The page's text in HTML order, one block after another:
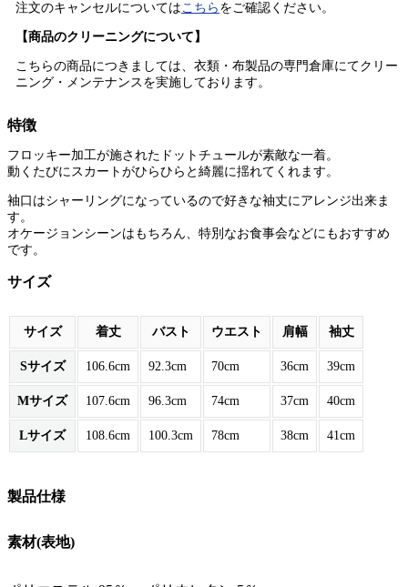
注文のキャンセルについてはこちら をご確認ください。
【商品のクリーニングについて】
こちらの商品につきましては、衣類・布製品の専門倉庫にてクリー
ニング・メンテナンスを実施しております。
特徴
フロッキー加工が施されたドットチュールが素敵な一着。
動くたびにスカートがひらひらと綺麗に揺れてくれます。
袖口はシャーリングになっているので好きな袖丈にアレンジ出来ま
す。
オケージョンシーンはもちろん、特別なお食事会などにもおすすめ
です。
サイズ
サイズ 着丈 バスト ウエスト 肩幅 袖丈
Sサイズ 106.6cm 92.3cm 70cm 36cm 39cm
Mサイズ 107.6cm 96.3cm 74cm 37cm 40cm
Lサイズ 108.6cm 100.3cm 78cm 38cm 41cm
製品仕様
素材(表地)